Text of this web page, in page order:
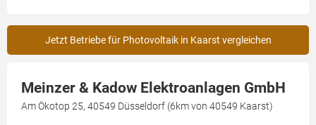
Jetzt Betriebe für Photovoltaik in Kaarst vergleichen
Meinzer & Kadow Elektroanlagen GmbH
Am Ökotop 25, 40549 Düsseldorf (6km von 40549 Kaarst)